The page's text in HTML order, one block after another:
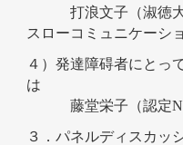
打浪文子（淑徳大
スローコミュニケーシ
４）発達障碍者にとっ
は
藤堂栄子（認定
３．パネルディスカッ